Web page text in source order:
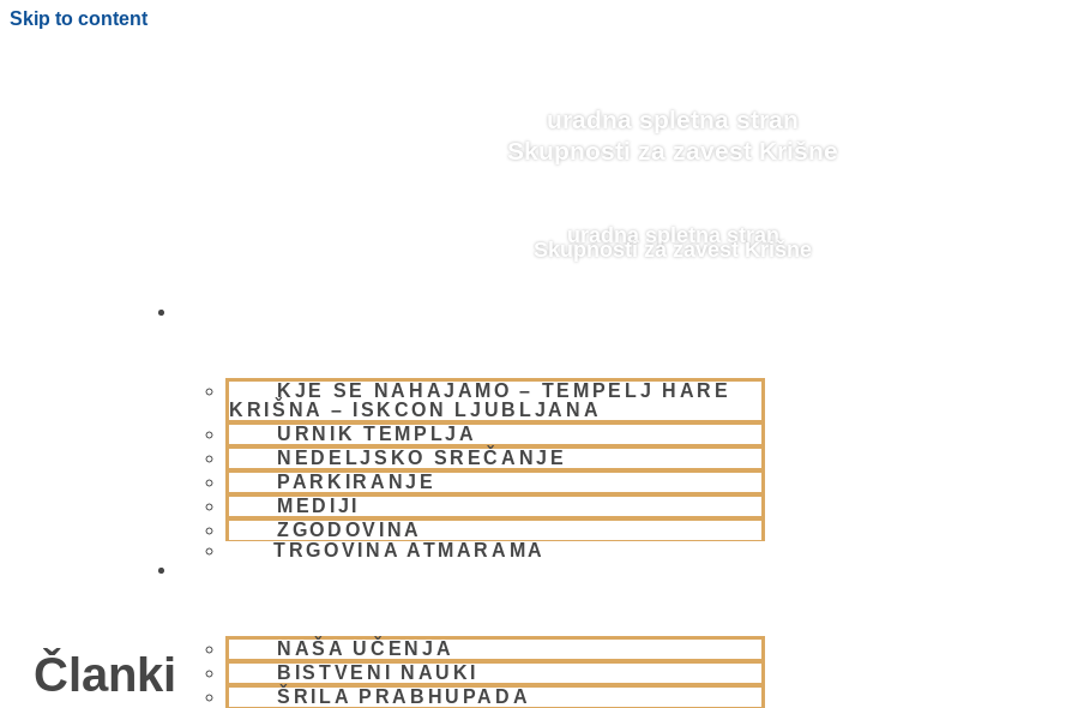
Skip to content
uradna spletna stran
Skupnosti za zavest Krišne
uradna spletna stran
Skupnosti za zavest Krišne
KJE SE NAHAJAMO – TEMPELJ HARE
KRIŠNA – ISKCON LJUBLJANA
URNIK TEMPLJA
NEDELJSKO SREČANJE
PARKIRANJE
MEDIJI
ZGODOVINA
TRGOVINA ATMARAMA
NAŠA UČENJA
BISTVENI NAUKI
ŠRILA PRABHUPADA
Članki